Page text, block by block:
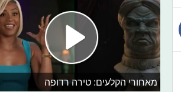
מאחורי הקלעים: טירה רדופה